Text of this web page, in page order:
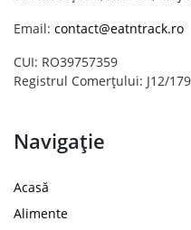
Email: contact@eatntrack.ro
CUI: RO39757359
Registrul Comerțului: J12/
Navigație
Acasă
Alimente